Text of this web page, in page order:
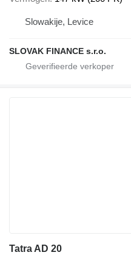
Slowakije, Levice
SLOVAK FINANCE s.r.o.
Tatra AD 20